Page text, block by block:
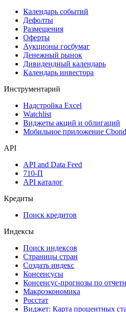
Дивидендный календарь
Календарь
Календарь событий
Дефолты
Размещения
Оферты
Денежный рынок
Календарь инвестора
Инструментарий
Мобильное приложение Cbonds
API
API and Data Feed
API каталог
Кредиты
Поиск кредитов
Индексы
Поиск индексов
Страницы стран
Создать индекс
Консенсусы